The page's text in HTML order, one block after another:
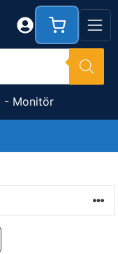
- Monitör